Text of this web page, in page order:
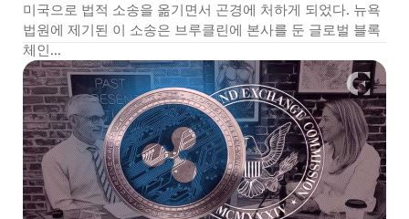
미국으로 법적 소송을 옮기면서 곤경에 처하게 되었다. 뉴욕
법원에 제기된 이 소송은 브루클린에 본사를 둔 글로벌 블록
체인...